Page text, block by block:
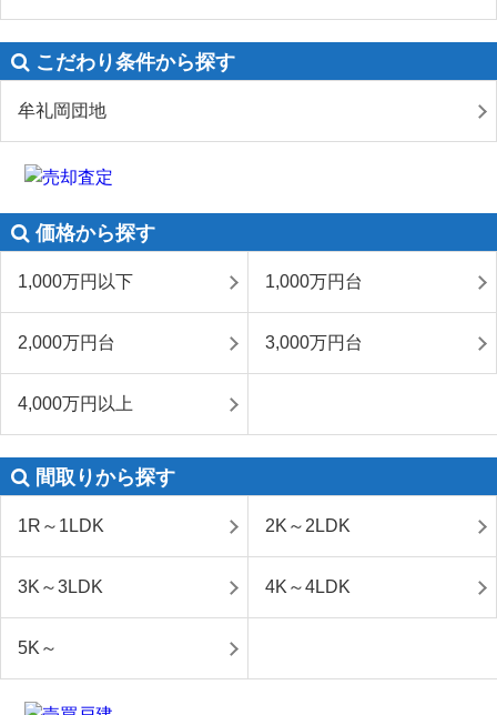
こだわり条件から探す
牟礼岡団地
価格から探す
1,000万円以下 1,000万円台
2,000万円台 3,000万円台
4,000万円以上
間取りから探す
1R～1LDK 2K～2LDK
3K～3LDK 4K～4LDK
5K～